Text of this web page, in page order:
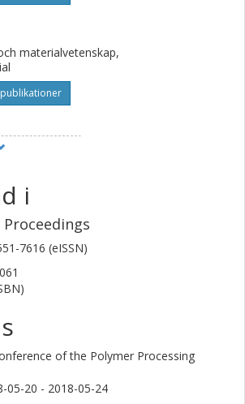
materialvetenskap,
Elkraftteknik
Tillämpad kemi
i
Proceedings
7616 (eISSN)
of the Polymer Processing
05-20 - 2018-05-24